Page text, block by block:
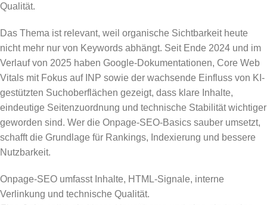
Qualität.
Das Thema ist relevant, weil organische Sichtbarkeit heute
nicht mehr nur von Keywords abhängt. Seit Ende 2024 und im
Verlauf von 2025 haben Google-Dokumentationen, Core Web
Vitals mit Fokus auf INP sowie der wachsende Einfluss von KI-
gestützten Suchoberflächen gezeigt, dass klare Inhalte,
eindeutige Seitenzuordnung und technische Stabilität wichtiger
geworden sind. Wer die Onpage-SEO-Basics sauber umsetzt,
schafft die Grundlage für Rankings, Indexierung und bessere
Nutzbarkeit.
Onpage-SEO umfasst Inhalte, HTML-Signale, interne
Verlinkung und technische Qualität.